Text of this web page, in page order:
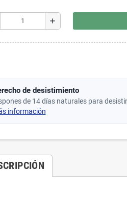
add
de desistimiento
de 14 días naturales para
información